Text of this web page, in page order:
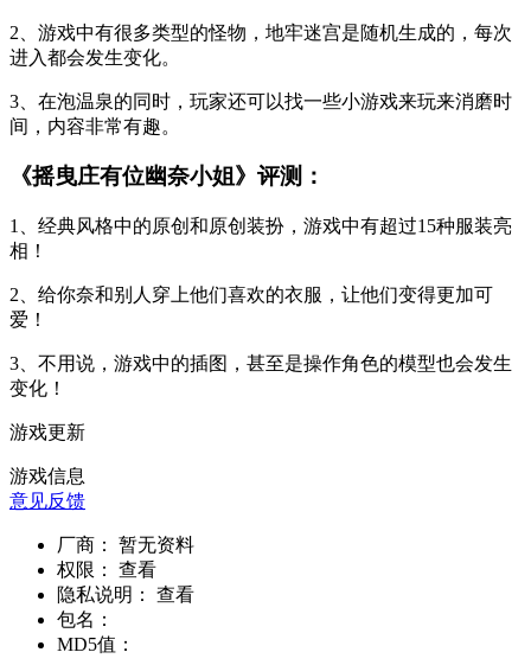
2、游戏中有很多类型的怪物，地牢迷宫是随机生成的，每次
进入都会发生变化。
3、在泡温泉的同时，玩家还可以找一些小游戏来玩来消磨时
间，内容非常有趣。
《摇曳庄有位幽奈小姐》评测：
1、经典风格中的原创和原创装扮，游戏中有超过15种服装亮
相！
2、给你奈和别人穿上他们喜欢的衣服，让他们变得更加可
爱！
3、不用说，游戏中的插图，甚至是操作角色的模型也会发生
变化！
游戏更新
游戏信息
意见反馈
厂商：
暂无资料
权限：
查看
隐私说明：
查看
包名：
MD5值：